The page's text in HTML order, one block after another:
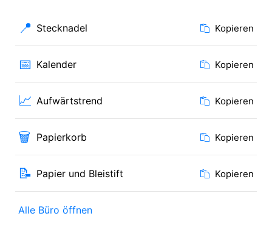
📍 Stecknadel Kopieren
📅 Kalender Kopieren
📈 Aufwärtstrend Kopieren
🗑️ Papierkorb Kopieren
📝 Papier und Bleistift Kopieren
Alle Büro öffnen